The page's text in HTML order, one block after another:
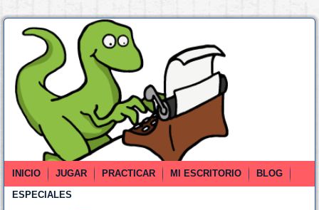
INICIO JUGAR PRACTICAR MI ESCRITORIO
BLOG
ESPECIALES